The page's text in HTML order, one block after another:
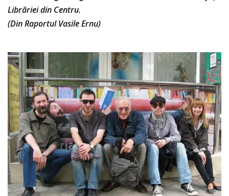
Librăriei din Centru.
(Din Raportul Vasile Ernu)